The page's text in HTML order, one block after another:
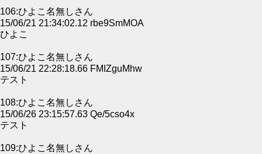
106:ひよこ名無しさん
15/06/21 21:34:02.12 rbe9SmMOA
ひよこ
107:ひよこ名無しさん
15/06/21 22:28:18.66 FMIZguMhw
テスト
108:ひよこ名無しさん
15/06/26 23:15:57.63 Qe/5cso4x
テスト
109:ひよこ名無しさん